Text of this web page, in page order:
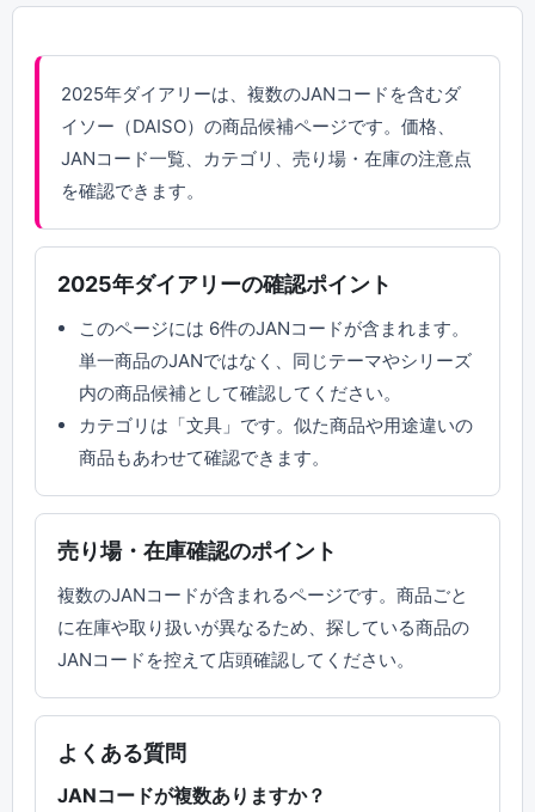
2025年ダイアリーは、複数のJANコードを含むダ
イソー（DAISO）の商品候補ページです。価格、
JANコード一覧、カテゴリ、売り場・在庫の注意点
を確認できます。
2025年ダイアリーの確認ポイント
このページには 6件のJANコードが含まれます。
単一商品のJANではなく、同じテーマやシリーズ
内の商品候補として確認してください。
カテゴリは「文具」です。似た商品や用途違いの
商品もあわせて確認できます。
売り場・在庫確認のポイント
複数のJANコードが含まれるページです。商品ごと
に在庫や取り扱いが異なるため、探している商品の
JANコードを控えて店頭確認してください。
よくある質問
JANコードが複数ありますか？